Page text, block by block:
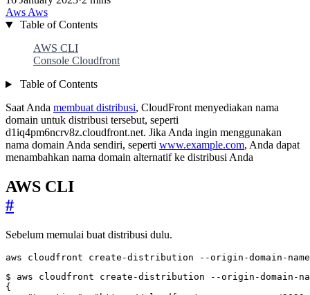
AwsAws
Table of Contents
AWS CLI
Console Cloudfront
Table of Contents
Saat Anda membuat distribusi, CloudFront menyediakan nama
domain untuk distribusi tersebut, seperti
d1iq4pm6ncrv8z.cloudfront.net. Jika Anda ingin menggunakan
nama domain Anda sendiri, seperti www.example.com, Anda dapat
menambahkan nama domain alternatif ke distribusi Anda
AWS CLI
#
Sebelum memulai buat distribusi dulu.
aws cloudfront create-distribution --origin-domain-